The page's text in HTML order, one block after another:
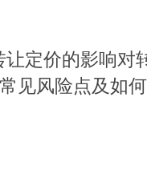
让定价的影响对
见风险点及如